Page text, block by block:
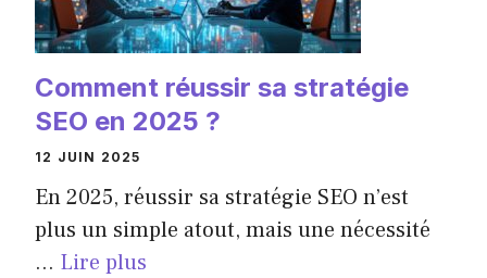
Comment réussir sa stratégie
SEO en 2025 ?
12 JUIN 2025
En 2025, réussir sa stratégie SEO n’est
plus un simple atout, mais une nécessité
... Lire plus